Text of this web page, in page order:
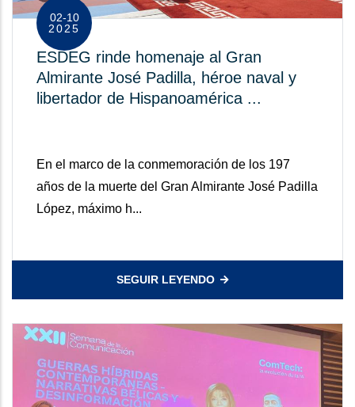
02-10
2025
ESDEG rinde homenaje al Gran
Almirante José Padilla, héroe naval y
libertador de Hispanoamérica ...
En el marco de la conmemoración de los 197
años de la muerte del Gran Almirante José Padilla
López, máximo h...
SEGUIR LEYENDO